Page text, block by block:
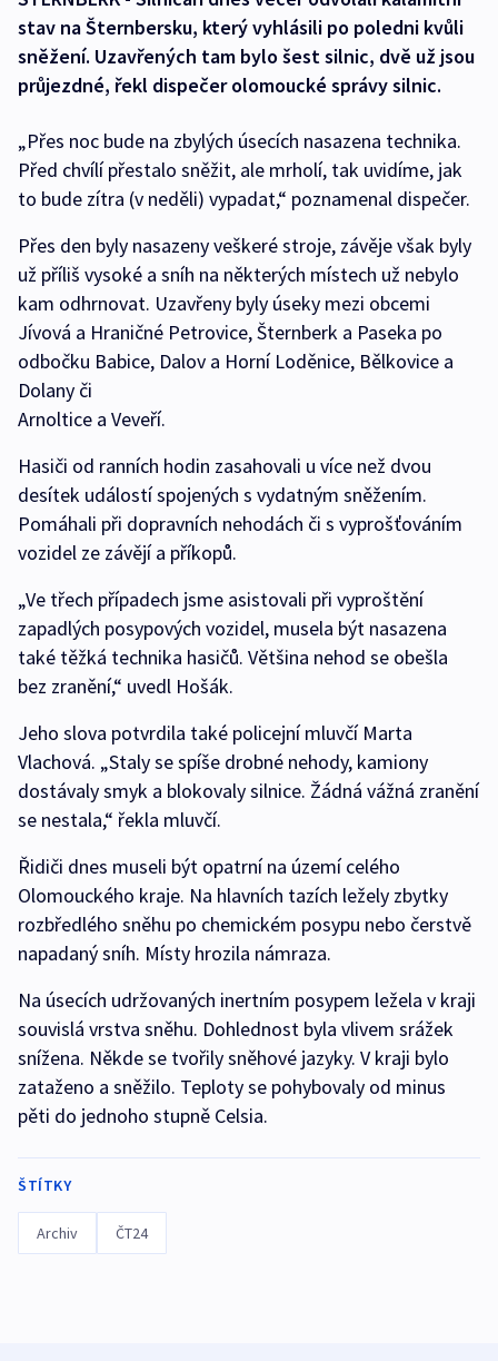
stav na Šternbersku, který vyhlásili po poledni kvůli
sněžení. Uzavřených tam bylo šest silnic, dvě už jsou
průjezdné, řekl dispečer olomoucké správy silnic.
„Přes noc bude na zbylých úsecích nasazena technika.
Před chvílí přestalo sněžit, ale mrholí, tak uvidíme, jak
to bude zítra (v neděli) vypadat,“ poznamenal dispečer.
Přes den byly nasazeny veškeré stroje, závěje však byly
už příliš vysoké a sníh na některých místech už nebylo
kam odhrnovat. Uzavřeny byly úseky mezi obcemi
Jívová a Hraničné Petrovice, Šternberk a Paseka po
odbočku Babice, Dalov a Horní Loděnice, Bělkovice a
Dolany či
Arnoltice a Veveří.
Hasiči od ranních hodin zasahovali u více než dvou
desítek událostí spojených s vydatným sněžením.
Pomáhali při dopravních nehodách či s vyprošťováním
vozidel ze závějí a příkopů.
„Ve třech případech jsme asistovali při vyproštění
zapadlých posypových vozidel, musela být nasazena
také těžká technika hasičů. Většina nehod se obešla
bez zranění,“ uvedl Hošák.
Jeho slova potvrdila také policejní mluvčí Marta
Vlachová. „Staly se spíše drobné nehody, kamiony
dostávaly smyk a blokovaly silnice. Žádná vážná zranění
se nestala,“ řekla mluvčí.
Řidiči dnes museli být opatrní na území celého
Olomouckého kraje. Na hlavních tazích ležely zbytky
rozbředlého sněhu po chemickém posypu nebo čerstvě
napadaný sníh. Místy hrozila námraza.
Na úsecích udržovaných inertním posypem ležela v kraji
souvislá vrstva sněhu. Dohlednost byla vlivem srážek
snížena. Někde se tvořily sněhové jazyky. V kraji bylo
zataženo a sněžilo. Teploty se pohybovaly od minus
pěti do jednoho stupně Celsia.
ŠTÍTKY
Archiv ČT24